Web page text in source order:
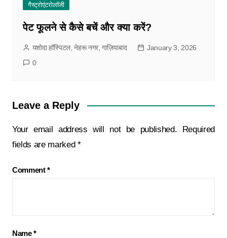
गैस्ट्रोएंटरोलॉजी
पेट फूलने से कैसे बचें और क्या करें?
यशोदा हॉस्पिटल, नेहरू नगर, गाज़ियाबाद
January 3, 2026
0
Leave a Reply
Your email address will not be published.
Required
fields are marked *
Comment*
Name*